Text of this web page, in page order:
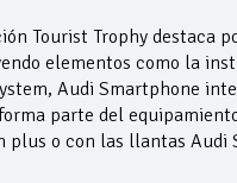
Tourist Trophy destaca
elementos como la
Audi Smartphone
parte del
o con las llantas Audi